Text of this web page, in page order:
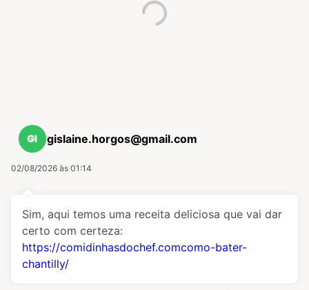
gislaine.horgos@gmail.com
02/08/2026 às 01:14
Sim, aqui temos uma receita deliciosa que vai dar
certo com certeza:
https://comidinhasdochef.comcomo-bater-
chantilly/